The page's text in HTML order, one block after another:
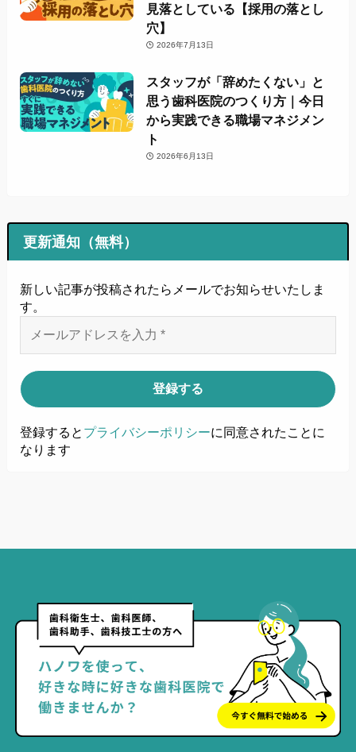
見落としている【採用の落とし
穴】
2026年7月13日
スタッフが「辞めたくない」と
思う歯科医院のつくり方｜今日
から実践できる職場マネジメン
ト
2026年6月13日
更新通知（無料）
新しい記事が投稿されたらメールでお知らせいたしま
す。
登録すると プライバシーポリシーに同意されたことに
なります